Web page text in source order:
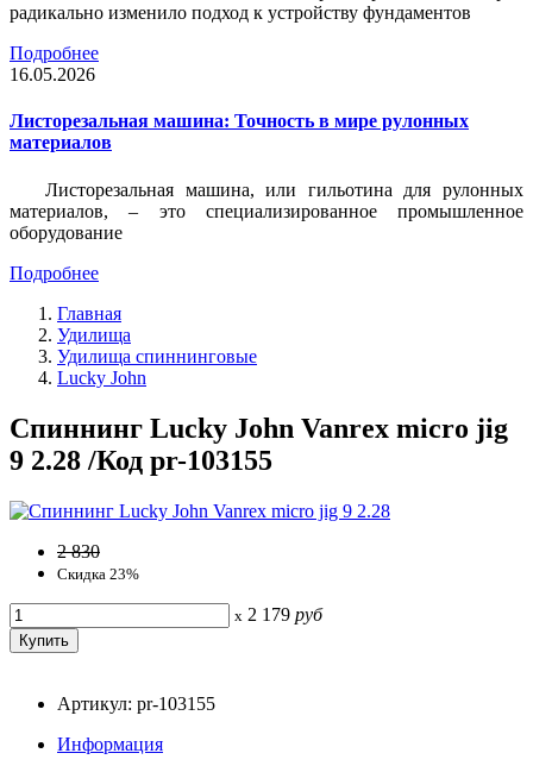
радикально изменило подход к устройству фундаментов
Подробнее
16.05.2026
Листорезальная машина: Точность в мире рулонных
материалов
Листорезальная машина, или гильотина для рулонных
материалов, – это специализированное промышленное
оборудование
Подробнее
Главная
Удилища
Удилища спиннинговые
Lucky John
Спиннинг Lucky John Vanrex micro jig
9 2.28 /Код pr-103155
2 830
Скидка 23%
x 2 179 руб
Артикул: pr-103155
Информация